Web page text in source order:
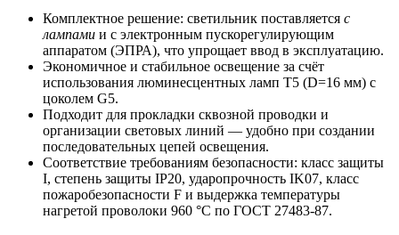
Комплектное решение: светильник поставляется с
лампами и с электронным пускорегулирующим
аппаратом (ЭПРА), что упрощает ввод в эксплуатацию.
Экономичное и стабильное освещение за счёт
использования люминесцентных ламп T5 (D=16 мм) с
цоколем G5.
Подходит для прокладки сквозной проводки и
организации световых линий — удобно при создании
последовательных цепей освещения.
Соответствие требованиям безопасности: класс защиты
I, степень защиты IP20, ударопрочность IK07, класс
пожаробезопасности F и выдержка температуры
нагретой проволоки 960 °C по ГОСТ 27483-87.